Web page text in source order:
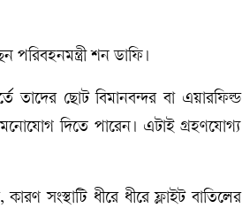
পরিবহনমন্ত্রী শন ডাফি।
তাদের ছোট বিমানবন্দর বা এয়ারফিল্ড
মনোযোগ দিতে পারেন। এটাই গ্রহণযােগ্য
সংস্থাটি ধীরে ধীরে ফ্লাইট বাতিলের